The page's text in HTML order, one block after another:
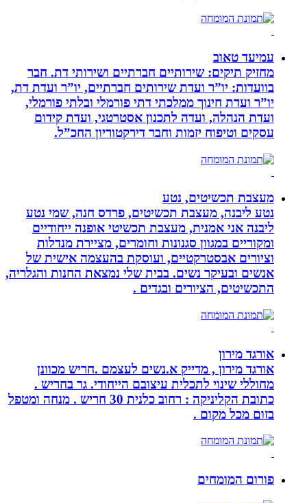
עמיעד טאוב
מחזיק תיקים: שירותיים חברתיים ושירותי דת. חבר
בוועדות: יו”ר ועדת שירותים חברתיים, יו”ר ועדת דת,
יו”ר ועדת חינוך ממלכתי דתי פורמלי ובלתי פורמלי,
ועדת הנהלה, ועדה לתכנון אסטרטגי, ועדת קידום
עסקים וטיפוח יזמות וחבר דירקטוריון החכ”ל.
מעצבת תכשיטים, נטע
נטע ליבנה, מעצבת תכשיטים, פרדס חנה, שמי נטע
ליבנה אני אמנית, מעצבת תכשיטי אופנה ייחודיים
ומקוריים במגוון סגנונות וחומרים, מציירת מנדלות
וציורים אבסטרקטיים, ועוסקת בהעצמה אישית של
אנשים ובעיקר נשים. בבית שלי נמצאת החנות והגלריה,
התכשיטים, הציורים ובגדים .
אורגד מירון
אורגד מירון , מדייק א.נשים לעצמם .חריש מכוונן
מחוללי שינוי לתכלית עיצובם הייחודי. גר בחריש .
כתובת הקליניקה : רחוב כלנית 30 חריש . מנחה ומטפל
בזום מכל מקום .
פורום המומחים